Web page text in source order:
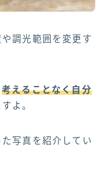
調光範囲を変更す
考えることなく自分
よ。
写真を紹介してい